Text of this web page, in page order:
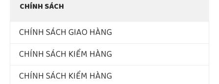
CHÍNH SÁCH
CHÍNH SÁCH GIAO HÀNG
CHÍNH SÁCH KIỂM HÀNG
CHÍNH SÁCH KIỂM HÀNG